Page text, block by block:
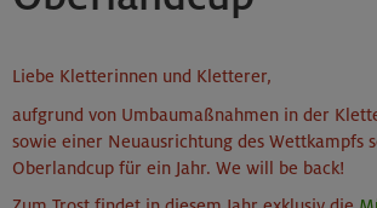
Liebe Kletterinnen und Kletterer,
aufgrund von Umbaumaßnahmen in der
sowie einer Neuausrichtung des Wettkampfs
Oberlandcup für ein Jahr. We will be back!